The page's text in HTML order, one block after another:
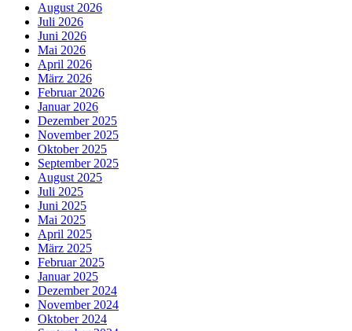
August 2026
Juli 2026
Juni 2026
Mai 2026
April 2026
März 2026
Februar 2026
Januar 2026
Dezember 2025
November 2025
Oktober 2025
September 2025
August 2025
Juli 2025
Juni 2025
Mai 2025
April 2025
März 2025
Februar 2025
Januar 2025
Dezember 2024
November 2024
Oktober 2024